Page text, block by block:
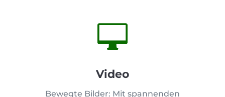

Video
Bewegte Bilder: Mit spannenden